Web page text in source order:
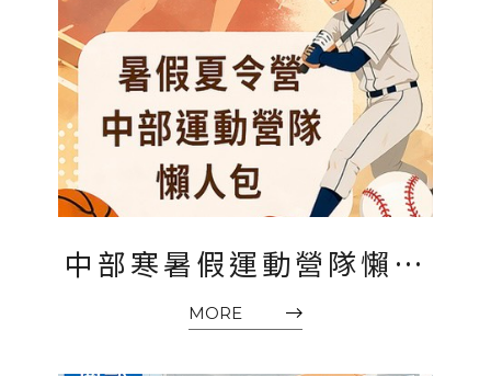
中部寒暑假運動營隊懶人
包2026｜臺中、南投、雲
MORE